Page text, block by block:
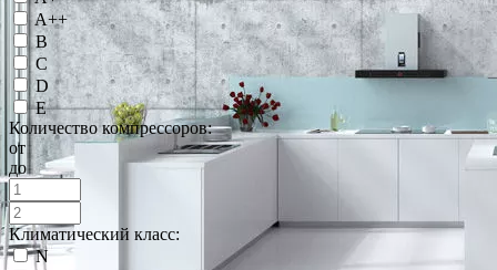
A++
B
C
D
E
Количество компрессоров:
от
до
Климатический класс:
N